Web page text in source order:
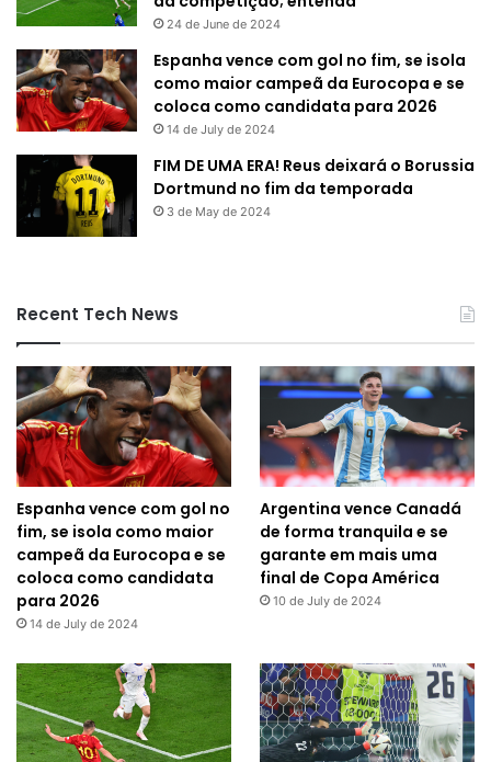
24 de June de 2024
Espanha vence com gol no fim, se isola
como maior campeã da Eurocopa e se
coloca como candidata para 2026
14 de July de 2024
FIM DE UMA ERA! Reus deixará o Borussia
Dortmund no fim da temporada
3 de May de 2024
Recent Tech News
Espanha vence com gol no
fim, se isola como maior
campeã da Eurocopa e se
coloca como candidata
para 2026
14 de July de 2024
Argentina vence Canadá
de forma tranquila e se
garante em mais uma
final de Copa América
10 de July de 2024